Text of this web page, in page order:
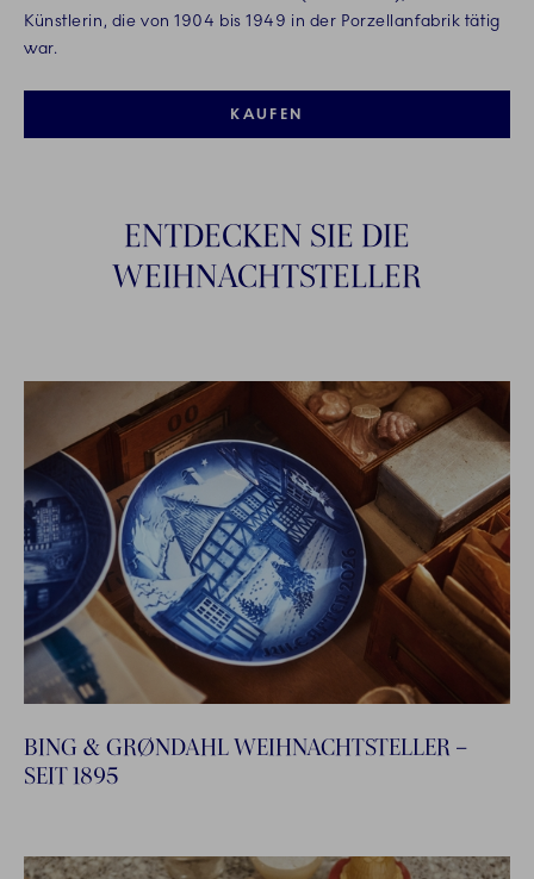
Künstlerin, die von 1904 bis 1949 in der Porzellanfabrik tätig
war.
KAUFEN
ENTDECKEN SIE DIE
WEIHNACHTSTELLER
BING & GRØNDAHL WEIHNACHTSTELLER –
SEIT 1895